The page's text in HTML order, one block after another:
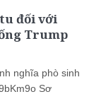
đối với
Trump
nghĩa phò sinh
Sơ